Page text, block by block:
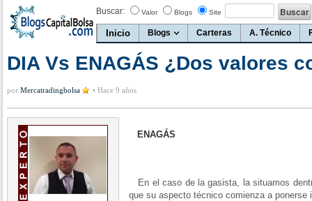
Buscar: Valor Blogs Site
Inicio Blogs Carteras A. Técnico
DIA Vs ENAGÁS ¿Dos valores
por Mercatradingbolsa • Hace 9 años
ENAGÁS
En el caso de la gasista, la situamos
que su aspecto técnico comienza a